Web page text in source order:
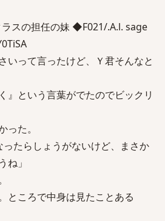
スの担任の妹 ◆F021/.A.l. sage
いって言ったけど、Ｙ君そんなと
』という言葉がでたのでビックリ
た。
ったらしょうがないけど、まさか
ね」
ところで中身は見たことある